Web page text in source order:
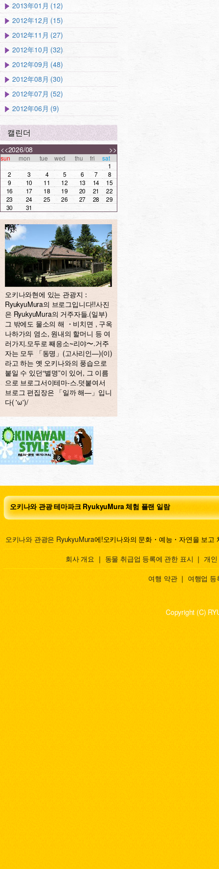
2013年01月 (12)
2012年12月 (15)
2012年11月 (27)
2012年10月 (32)
2012年09月 (48)
2012年08月 (30)
2012年07月 (52)
2012年06月 (9)
캘린더
<< >>
2026/08
sun mon tue wed thu fri
sat
1
2
3 4 5 6 7
8
9
10 11 12 13 14
15
16
17 18 19 20 21
22
23
24 25 26 27 28
29
30
31
오키나와현에 있는 관광지：
RyukyuMura의 브로그입니다!!사진
은 RyukyuMura의 거주자들.(일부)
그 밖에도 물소의 해 ・비치면 , 구옥
나하가의 염소, 원내의 할머니 등 여
러가지.모두로 째응소~리야〜.거주
자는 모두 「동명」(고사리인—)(이)
라고 하는 옛 오키나와의 풍습으로
붙일 수 있던“별명”이 있어, 그 이름
으로 브로그서이테마-스.덧붙여서
브로그 편집장은 「일까 해—」입니
다( 'ω')/
오키나와 관광 테마파크 RyukyuMura 체험 플랜 일람
오키나와 관광은 RyukyuMura에!오키나와의 문화・예능・자연을 보고
회사 개요 ｜ 동물 취급업 등록에 관한 표시 ｜ 개
여행 약관 ｜ 여행업 등
Copyright (C)